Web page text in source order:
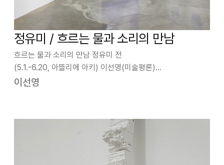
정유미 / 흐르는 물과 소리의 만남
흐르는 물과 소리의 만남 정유미 전
(5.1.-6.20, 아뜰리에 아키) 이선영(미술평론)
우주에서 포착된 지구는 바다와 구름이 뒤덮인 푸른 별로 나타
차…
이선영